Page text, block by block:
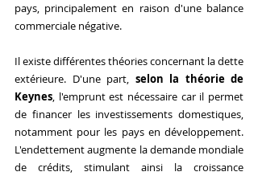
pays, principalement en raison d'une balance
commerciale négative.
Il existe différentes théories concernant la dette
extérieure. D'une part, selon la théorie de
Keynes, l'emprunt est nécessaire car il permet
de financer les investissements domestiques,
notamment pour les pays en développement.
L'endettement augmente la demande mondiale
de crédits, stimulant ainsi la croissance